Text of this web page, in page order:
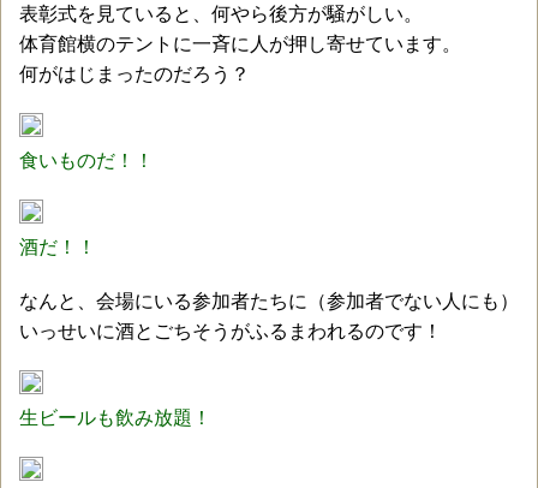
表彰式を見ていると、何やら後方が騒がしい。
体育館横のテントに一斉に人が押し寄せています。
何がはじまったのだろう？
食いものだ！！
酒だ！！
なんと、会場にいる参加者たちに（参加者でない人にも）
いっせいに酒とごちそうがふるまわれるのです！
生ビールも飲み放題！